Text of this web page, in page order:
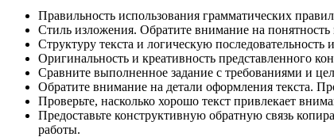
Правильность использования грамматических
Стиль изложения. Обратите внимание на понятность
Структуру текста и логическую
Оригинальность и креативность представленного
Сравните выполненное задание с требованиями и
Обратите внимание на детали оформления текста.
Проверьте, насколько хорошо текст привлекает
Предоставьте конструктивную обратную связь
работы.